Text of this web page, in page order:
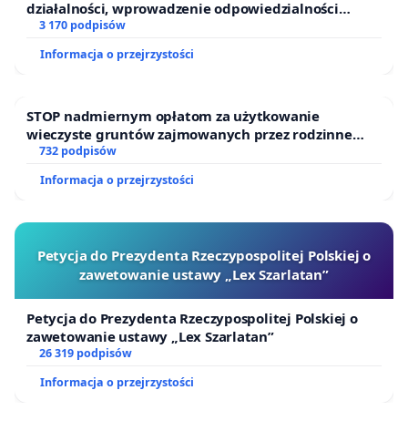
działalności, wprowadzenie odpowiedzialności
finansowej kluczowych urzędników i sędziów
3 170 podpisów
Informacja o przejrzystości
STOP nadmiernym opłatom za użytkowanie
wieczyste gruntów zajmowanych przez rodzinne
ogrody działkowe.
732 podpisów
Informacja o przejrzystości
Petycja do Prezydenta Rzeczypospolitej Polskiej o
zawetowanie ustawy „Lex Szarlatan”
Petycja do Prezydenta Rzeczypospolitej Polskiej o
zawetowanie ustawy „Lex Szarlatan”
26 319 podpisów
Informacja o przejrzystości